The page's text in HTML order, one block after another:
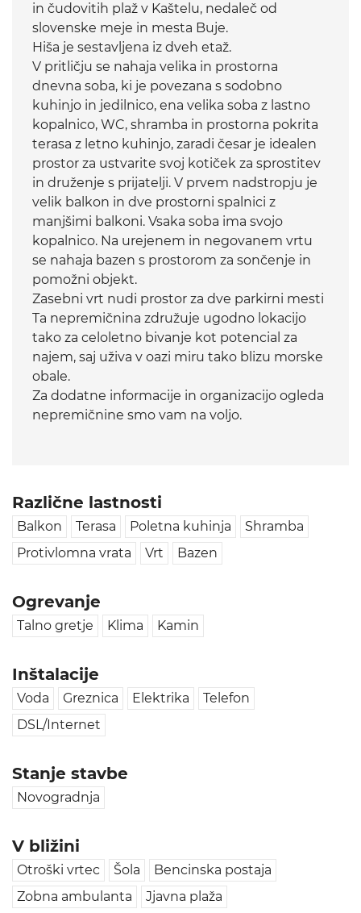
in čudovitih plaž v Kaštelu, nedaleč od
slovenske meje in mesta Buje.
Hiša je sestavljena iz dveh etaž.
V pritličju se nahaja velika in prostorna
dnevna soba, ki je povezana s sodobno
kuhinjo in jedilnico, ena velika soba z lastno
kopalnico, WC, shramba in prostorna pokrita
terasa z letno kuhinjo, zaradi česar je idealen
prostor za ustvarite svoj kotiček za sprostitev
in druženje s prijatelji. V prvem nadstropju je
velik balkon in dve prostorni spalnici z
manjšimi balkoni. Vsaka soba ima svojo
kopalnico. Na urejenem in negovanem vrtu
se nahaja bazen s prostorom za sončenje in
pomožni objekt.
Zasebni vrt nudi prostor za dve parkirni mesti
Ta nepremičnina združuje ugodno lokacijo
tako za celoletno bivanje kot potencial za
najem, saj uživa v oazi miru tako blizu morske
obale.
Za dodatne informacije in organizacijo ogleda
nepremičnine smo vam na voljo.
Različne lastnosti
Balkon Terasa Poletna kuhinja
Shramba
Protivlomna vrata
Vrt Bazen
Ogrevanje
Talno gretje Klima Kamin
Inštalacije
Voda Greznica Elektrika
Telefon
DSL/Internet
Stanje stavbe
Novogradnja
V bližini
Otroški vrtec Šola
Bencinska postaja
Zobna ambulanta
Jjavna plaža